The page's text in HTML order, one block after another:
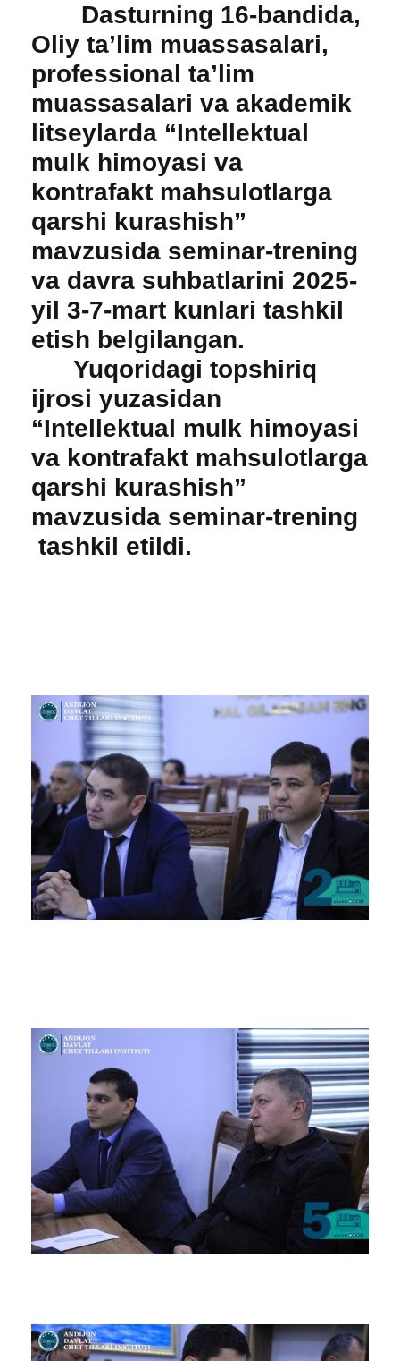
Dasturning 16-bandida,
Oliy taʼlim muassasalari,
professional taʼlim
muassasalari va akademik
litseylarda “Intellektual
mulk himoyasi va
kontrafakt mahsulotlarga
qarshi kurashish”
mavzusida seminar-trening
va davra suhbatlarini 2025-
yil 3-7-mart kunlari tashkil
etish belgilangan.
Yuqoridagi topshiriq
ijrosi yuzasidan
“Intellektual mulk himoyasi
va kontrafakt mahsulotlarga
qarshi kurashish”
mavzusida seminar-trening
tashkil etildi.